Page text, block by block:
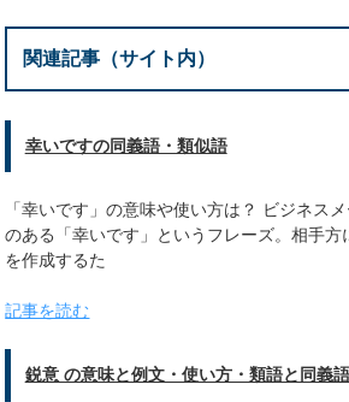
関連記事（サイト内）
幸いですの同義語・類似語
「幸いです」の意味や使い方は？ ビジネス
のある「幸いです」というフレーズ。相手
を作成するた
記事を読む
鋭意 の意味と例文・使い方・類語と同義語